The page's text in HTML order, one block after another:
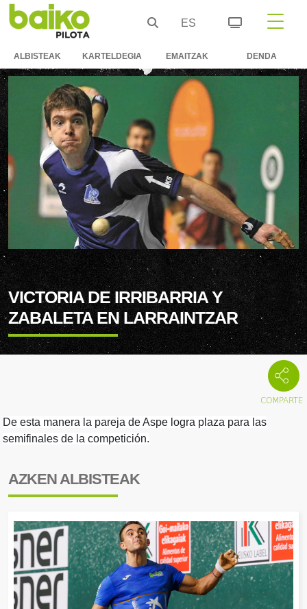
ES
ALBISTEAK KARTELDEGIA EMAITZAK DENDA
VICTORIA DE IRRIBARRIA Y
ZABALETA EN LARRAINTZAR
De esta manera la pareja de Aspe logra plaza para las
semifinales de la competición.
AZKEN ALBISTEAK